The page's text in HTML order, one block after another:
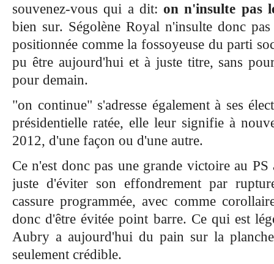
souvenez-vous qui a dit:on n'insulte pas
bien sur. Ségolène Royal n'insulte donc
positionnée comme la fossoyeuse du parti
pu être aujourd'hui et à juste titre, sans
pour demain.
"on continue" s'adresse également à ses
présidentielle ratée, elle leur signifie à
2012, d'une façon ou d'une autre.
Ce n'est donc pas une grande victoire au
juste d'éviter son effondrement par
cassure programmée, avec comme
donc d'être évitée point barre. Ce qui est
Aubry a aujourd'hui du pain sur la
seulement crédible.